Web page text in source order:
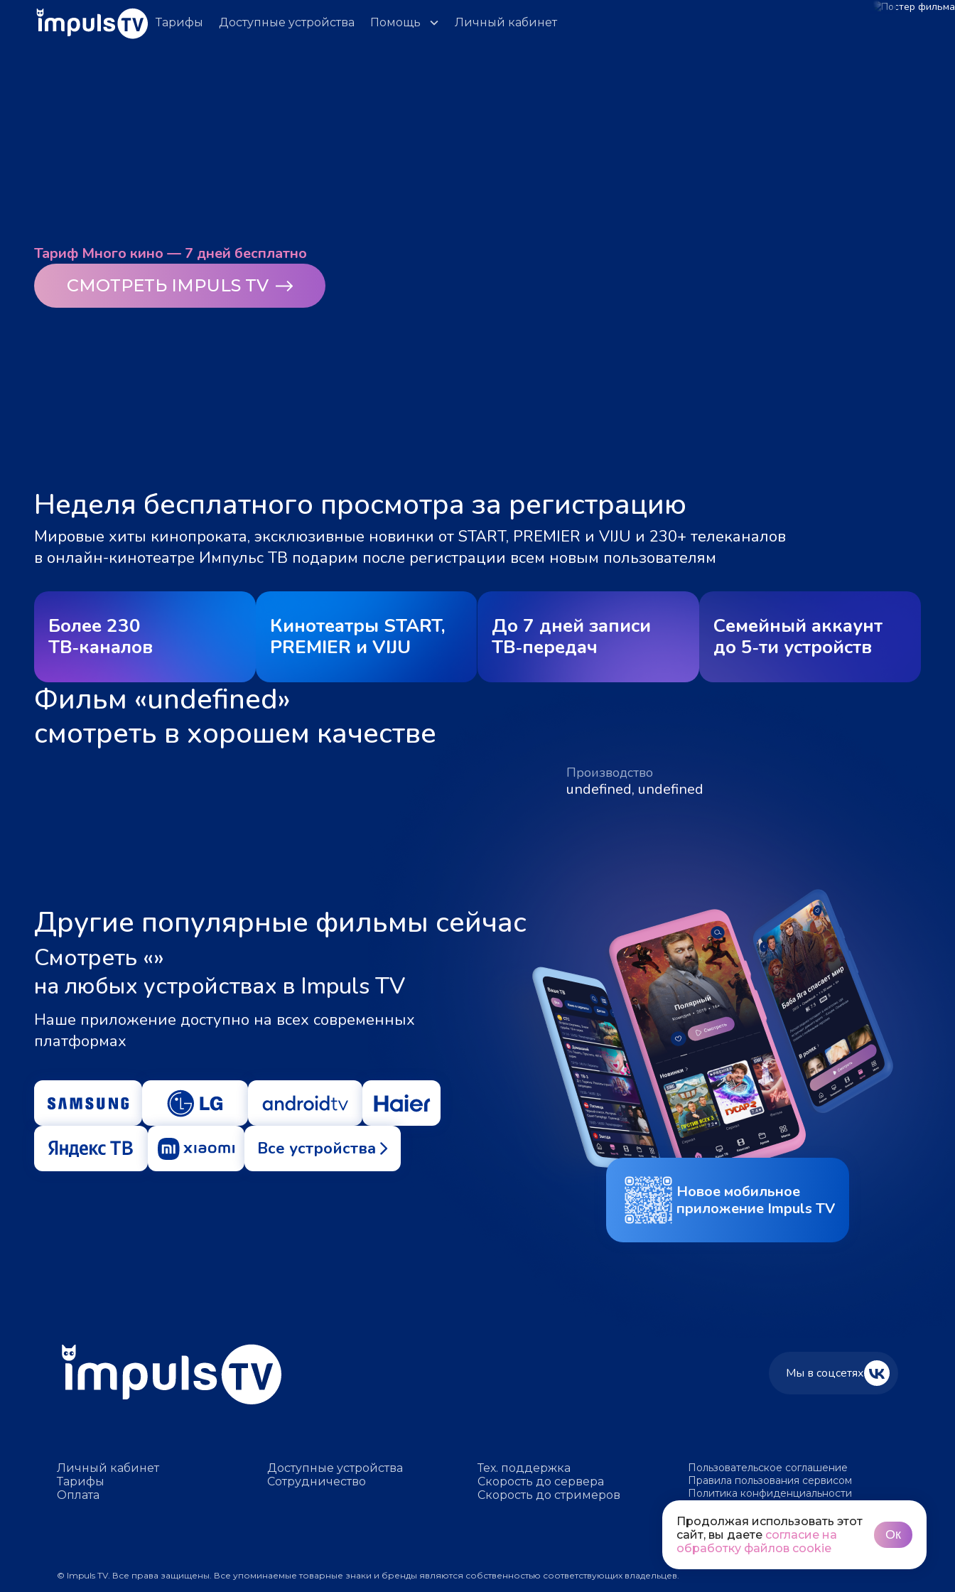
Тарифы Доступные устройства Помощь Личный кабинет
Тариф Много кино — 7 дней бесплатно
СМОТРЕТЬ IMPULS TV
Неделя бесплатного просмотра за регистрацию
Мировые хиты кинопроката, эксклюзивные новинки от START, PREMIER и VIJU и 230+ телеканалов
в онлайн-кинотеатре Импульс ТВ подарим после регистрации всем новым пользователям
Более 230
ТВ‑каналов
Кинотеатры START,
PREMIER и VIJU
До 7 дней записи
ТВ‑передач
Семейный аккаунт
до 5‑ти устройств
Фильм «undefined»
смотреть в хорошем качестве
Производство
undefined, undefined
Другие популярные фильмы сейчас
Смотреть «»
на любых устройствах в Impuls TV
Наше приложение доступно на всех современных
платформах
Все устройства
Новое мобильное
приложение Impuls TV
Мы в соцсетях
Личный кабинет
Тарифы
Оплата
Доступные устройства
Сотрудничество
Тех. поддержка
Скорость до сервера
Скорость до стримеров
Пользовательское соглашение
Правила пользования сервисом
Политика конфиденциальности
© Impuls TV. Все права защищены. Все упоминаемые товарные знаки и бренды являются собственностью соответствующих владельцев.
Продолжая использовать этот
сайт, вы даете согласие на
обработку файлов cookie
Ок